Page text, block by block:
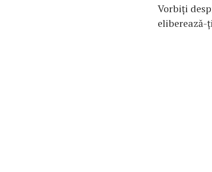
Vorbiți
eliberează-